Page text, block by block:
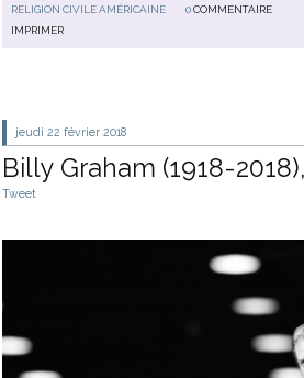
RELIGION CIVILE AMÉRICAINE
0 COMMENTAIRE
IMPRIMER
jeudi 22 février 2018
Billy Graham (1918-
Tweet